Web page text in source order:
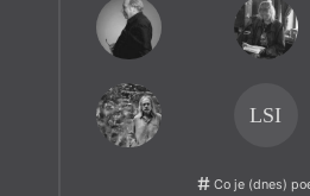
LSI
Co je (dnes)